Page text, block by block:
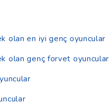
olan en iyi genç oyuncular
olan genç forvet oyuncular